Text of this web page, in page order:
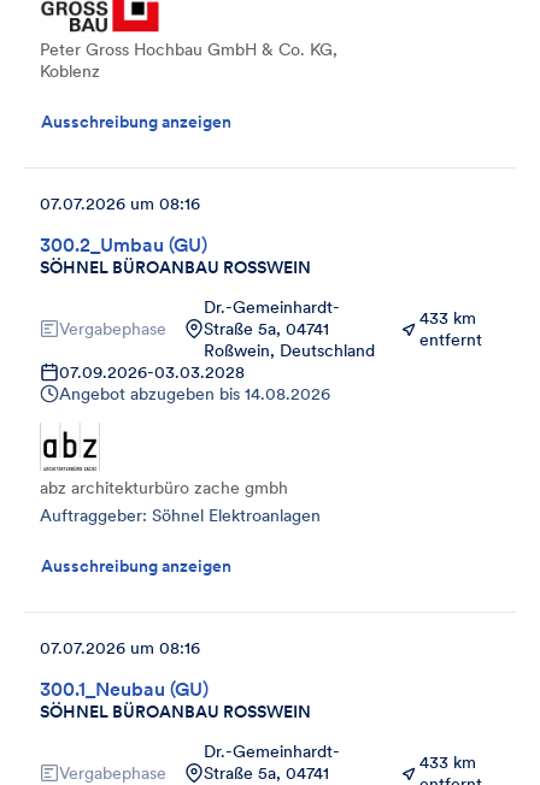
Peter Gross Hochbau GmbH & Co. KG,
Koblenz
Ausschreibung anzeigen
300.2_Umbau (GU)
SÖHNEL BÜROANBAU ROSSWEIN
07.07.2026 um 08:16
Vergabephase
Dr.-Gemeinhardt-
Straße 5a, 04741
Roßwein, Deutschland
433 km
entfernt
07.09.2026-03.03.2028
Angebot abzugeben bis 14.08.2026
abz architekturbüro zache gmbh
Auftraggeber: Söhnel Elektroanlagen
Ausschreibung anzeigen
300.1_Neubau (GU)
SÖHNEL BÜROANBAU ROSSWEIN
07.07.2026 um 08:16
Vergabephase
Dr.-Gemeinhardt-
Straße 5a, 04741
433 km